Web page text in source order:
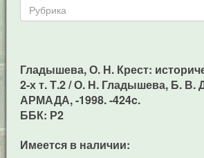
Гладышева, О. Н. Крест:
2-х т. Т.2 / О. Н. Гладышева, Б. В.
АРМАДА, -1998. -424c.
ББК: Р2
Имеется в наличии: